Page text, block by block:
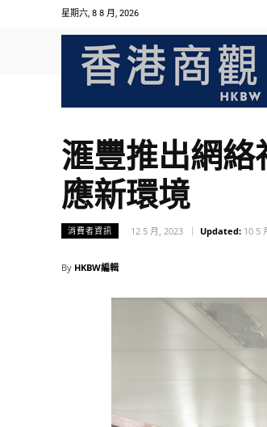
星期六, 8 8 月, 2026
滙豐推出網
應新環境
消費者資訊 12 5 月, 2023 Updated: 10 5
By HKBW編輯